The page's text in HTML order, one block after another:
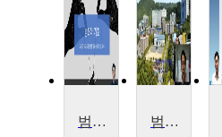
범죄학기초 범죄학개론